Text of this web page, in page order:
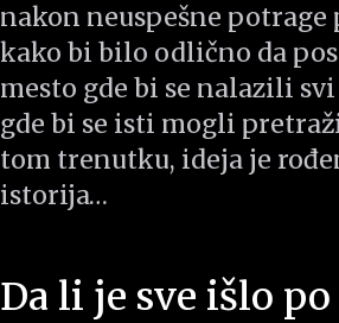
nakon neuspešne
kako bi bilo odlično da
mesto gde bi se nalazili
gde bi se isti mogli
tom trenutku, ideja je
istorija…
Da li je sve išlo po